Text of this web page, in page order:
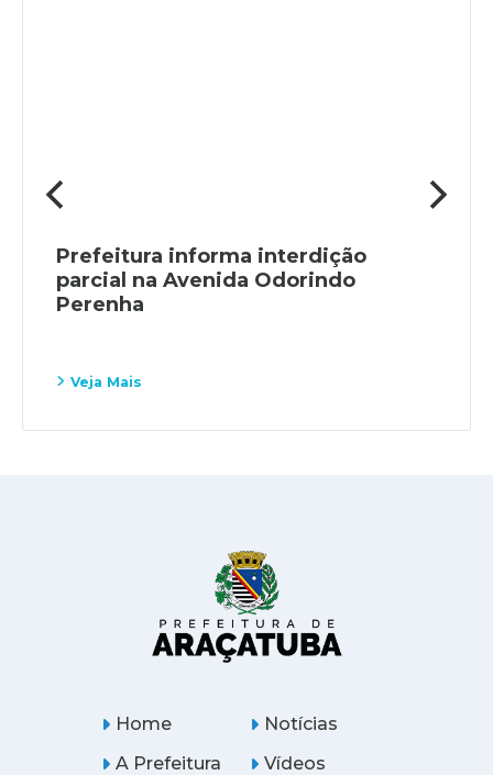
Prefeitura informa interdição
parcial na Avenida Odorindo
Perenha
Veja Mais
Home
A Prefeitura
Notícias
Vídeos